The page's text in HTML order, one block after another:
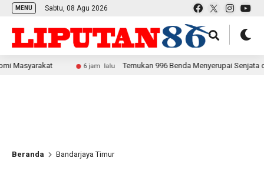
MENU Sabtu, 08 Agu 2026
6 jam lalu Temukan 996 Benda Menyerupai Senjata di
Beranda Bandarjaya Timur